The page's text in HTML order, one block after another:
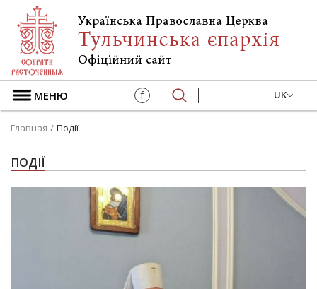
МЕНЮ f UK
Главная Події
ПОДІЇ